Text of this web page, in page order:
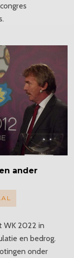
ander
WK 2022 in
en bedrog.
onder